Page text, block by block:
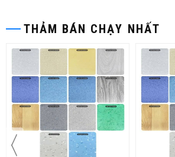
THẢM BÁN CHẠY NHẤT